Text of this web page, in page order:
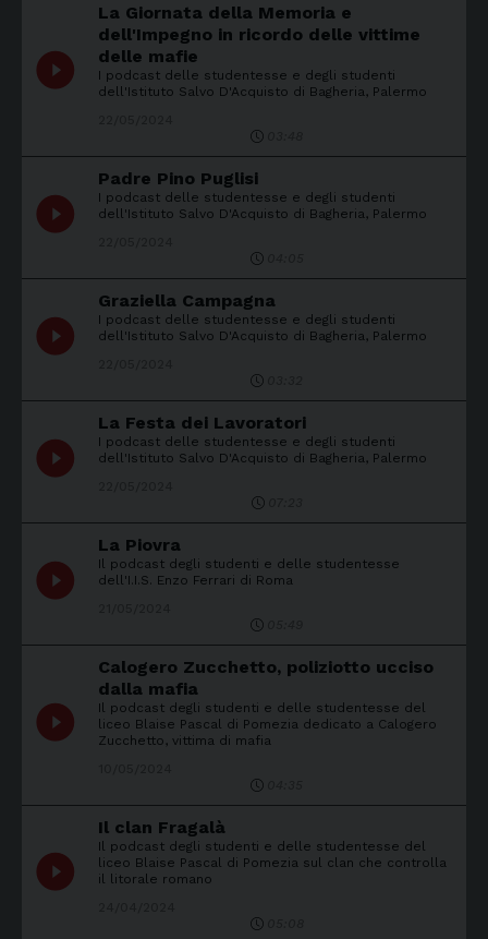
play_circle_filled
La Giornata della Memoria e
dell'Impegno in ricordo delle vittime
delle mafie
I podcast delle studentesse e degli studenti
dell'Istituto Salvo D'Acquisto di Bagheria, Palermo
play_circle_filled
Padre Pino Puglisi
I podcast delle studentesse e degli studenti
dell'Istituto Salvo D'Acquisto di Bagheria, Palermo
play_circle_filled
Graziella Campagna
I podcast delle studentesse e degli studenti
dell'Istituto Salvo D'Acquisto di Bagheria, Palermo
play_circle_filled
La Festa dei Lavoratori
I podcast delle studentesse e degli studenti
dell'Istituto Salvo D'Acquisto di Bagheria, Palermo
play_circle_filled
La Piovra
Il podcast degli studenti e delle studentesse
dell'I.I.S. Enzo Ferrari di Roma
play_circle_filled
Calogero Zucchetto, poliziotto ucciso
dalla mafia
Il podcast degli studenti e delle studentesse del
liceo Blaise Pascal di Pomezia dedicato a Calogero
Zucchetto, vittima di mafia
play_circle_filled
Il clan Fragalà
Il podcast degli studenti e delle studentesse del
liceo Blaise Pascal di Pomezia sul clan che controlla
il litorale romano